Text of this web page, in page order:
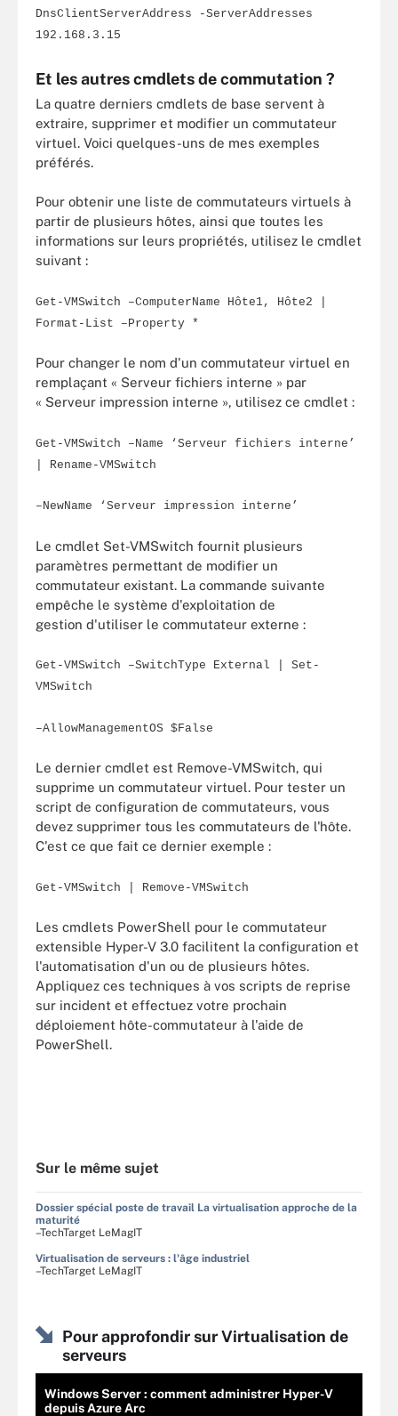
DnsClientServerAddress -ServerAddresses
192.168.3.15
Et les autres cmdlets de commutation ?
La quatre derniers cmdlets de base servent à
extraire, supprimer et modifier un commutateur
virtuel. Voici quelques-uns de mes exemples
préférés.
Pour obtenir une liste de commutateurs virtuels à
partir de plusieurs hôtes, ainsi que toutes les
informations sur leurs propriétés, utilisez le cmdlet
suivant :
Get-VMSwitch –ComputerName Hôte1, Hôte2 |
Format-List –Property *
Pour changer le nom d'un commutateur virtuel en
remplaçant « Serveur fichiers interne » par
« Serveur impression interne », utilisez ce cmdlet :
Get-VMSwitch –Name ‘Serveur fichiers interne’
| Rename-VMSwitch
–NewName ‘Serveur impression interne’
Le cmdlet Set-VMSwitch fournit plusieurs
paramètres permettant de modifier un
commutateur existant. La commande suivante
empêche le système d'exploitation de
gestion d'utiliser le commutateur externe :
Get-VMSwitch –SwitchType External | Set-
VMSwitch
–AllowManagementOS $False
Le dernier cmdlet est Remove-VMSwitch, qui
supprime un commutateur virtuel. Pour tester un
script de configuration de commutateurs, vous
devez supprimer tous les commutateurs de l'hôte.
C'est ce que fait ce dernier exemple :
Get-VMSwitch | Remove-VMSwitch
Les cmdlets PowerShell pour le commutateur
extensible Hyper-V 3.0 facilitent la configuration et
l'automatisation d'un ou de plusieurs hôtes.
Appliquez ces techniques à vos scripts de reprise
sur incident et effectuez votre prochain
déploiement hôte-commutateur à l'aide de
PowerShell.
Sur le même sujet
Dossier spécial poste de travail La virtualisation approche de la
maturité
–TechTarget LeMagIT
Virtualisation de serveurs : l'âge industriel
–TechTarget LeMagIT
Pour approfondir sur Virtualisation de
serveurs
Windows Server : comment administrer Hyper-V
depuis Azure Arc